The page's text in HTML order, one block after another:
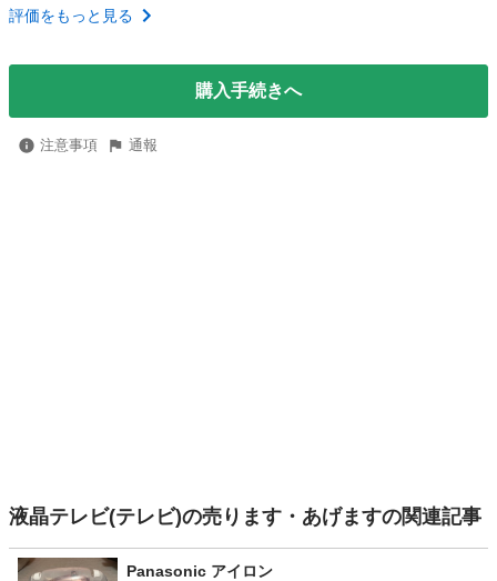
評価をもっと見る
購入手続きへ
注意事項 通報
液晶テレビ(テレビ)の売ります・あげますの関連記事
Panasonic アイロン